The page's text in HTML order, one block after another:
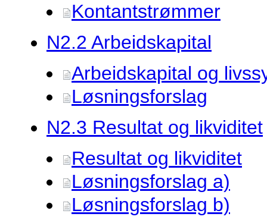
Kontantstrømmer
N2.2 Arbeidskapital
Arbeidskapital og
Løsningsforslag
N2.3 Resultat og likviditet
Resultat og likviditet
Løsningsforslag a)
Løsningsforslag b)